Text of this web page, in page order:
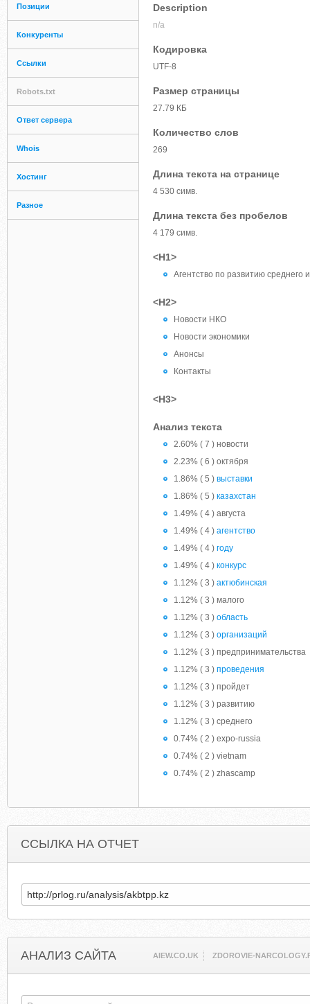
Позиции
Конкуренты
Ссылки
Robots.txt
Ответ сервера
Whois
Хостинг
Разное
Description
n/a
Кодировка
UTF-8
Размер страницы
27.79 КБ
Количество слов
269
Длина текста на странице
4 530 симв.
Длина текста без пробелов
4 179 симв.
<H1>
Агентство по развитию среднего
<H2>
Новости НКО
Новости экономики
Анонсы
Контакты
<H3>
Анализ текста
2.60% ( 7 ) новости
2.23% ( 6 ) октября
1.86% ( 5 ) выставки
1.86% ( 5 ) казахстан
1.49% ( 4 ) августа
1.49% ( 4 ) агентство
1.49% ( 4 ) году
1.49% ( 4 ) конкурс
1.12% ( 3 ) актюбинская
1.12% ( 3 ) малого
1.12% ( 3 ) область
1.12% ( 3 ) организаций
1.12% ( 3 ) предпринимательства
1.12% ( 3 ) проведения
1.12% ( 3 ) пройдет
1.12% ( 3 ) развитию
1.12% ( 3 ) среднего
0.74% ( 2 ) expo-russia
0.74% ( 2 ) vietnam
0.74% ( 2 ) zhascamp
ССЫЛКА НА ОТЧЕТ
АНАЛИЗ САЙТА AIEW.CO.UK ZDOROVIE-